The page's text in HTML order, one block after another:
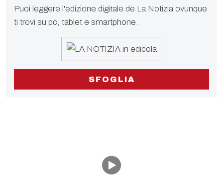
Puoi leggere l'edizione digitale de La Notizia ovunque
ti trovi su pc, tablet e smartphone.
SFOGLIA